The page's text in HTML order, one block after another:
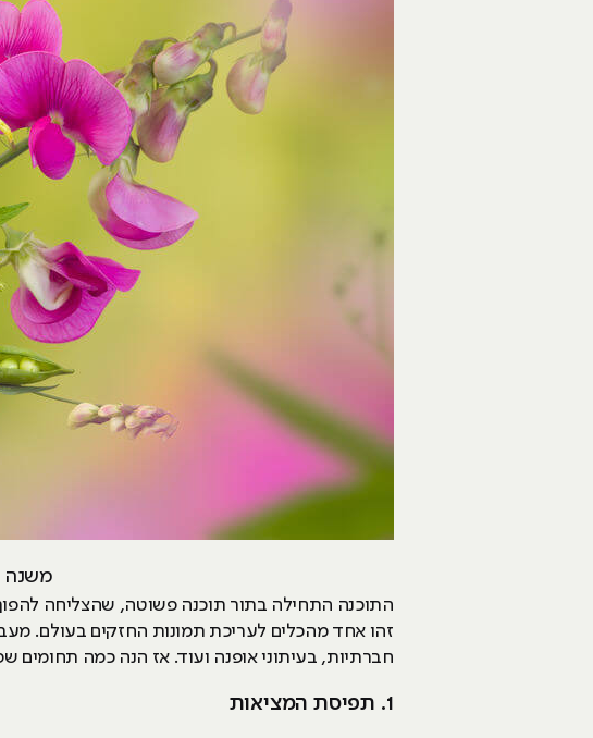
משנה
זהו אחד מהכלים לעריכת תמונות החזקים בעולם.
חברתיות, בעיתוני אופנה ועוד. אז הנה כמה
1. תפיסת המציאות